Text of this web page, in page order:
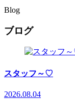
Blog
ブログ
スタッフ～♡
2026.08.04